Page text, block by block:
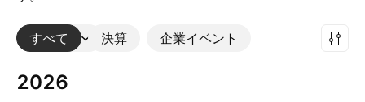
すべて 決算 企業イベント
その他
2026